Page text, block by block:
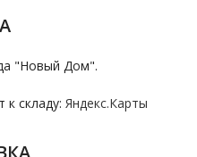
"Новый Дом".
складу: Яндекс.Карты